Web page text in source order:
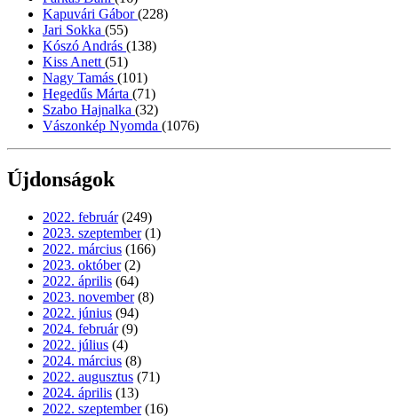
Kapuvári Gábor(228)
Jari Sokka (55)
Kószó András (138)
Kiss Anett (51)
Nagy Tamás (101)
Hegedűs Márta (71)
Szabo Hajnalka (32)
Vászonkép Nyomda (1076)
Újdonságok
2022. február (249)
2023. szeptember (1)
2022. március (166)
2023. október (2)
2022. április (64)
2023. november (8)
2022. június (94)
2024. február (9)
2022. július (4)
2024. március (8)
2022. augusztus (71)
2024. április (13)
2022. szeptember (16)